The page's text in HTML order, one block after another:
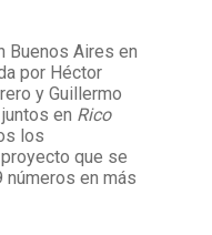
Buenos Aires en
por Héctor
y Guillermo
en Rico
los
que se
números en más